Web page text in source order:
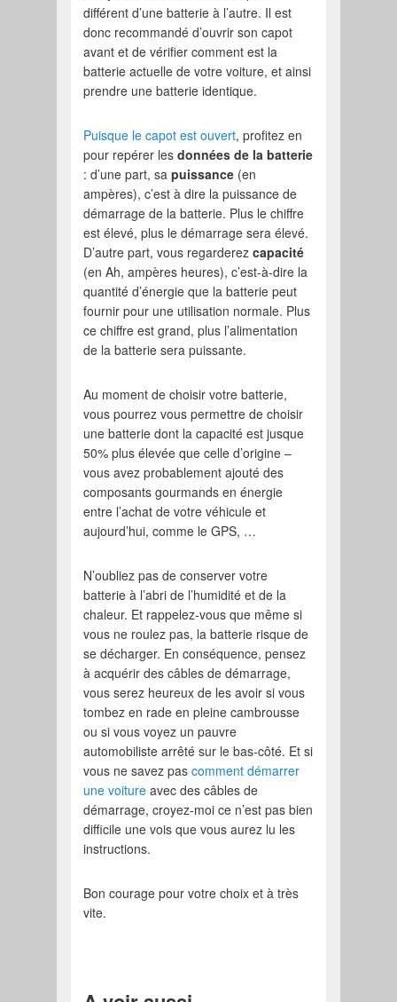
différent d’une batterie à l’autre. Il est
donc recommandé d’ouvrir son capot
avant et de vérifier comment est la
batterie actuelle de votre voiture, et ainsi
prendre une batterie identique.
Puisque le capot est ouvert, profitez en
pour repérer lesdonnées de la batterie
: d’une part, sapuissance (en
ampères), c’est à dire la puissance de
démarrage de la batterie. Plus le chiffre
est élevé, plus le démarrage sera élevé.
D’autre part, vous regarderezcapacité
(en Ah, ampères heures), c’est-à-dire la
quantité d’énergie que la batterie peut
fournir pour une utilisation normale. Plus
ce chiffre est grand, plus l’alimentation
de la batterie sera puissante.
Au moment de choisir votre batterie,
vous pourrez vous permettre de choisir
une batterie dont la capacité est jusque
50% plus élevée que celle d’origine –
vous avez probablement ajouté des
composants gourmands en énergie
entre l’achat de votre véhicule et
aujourd’hui, comme le GPS, …
N’oubliez pas de conserver votre
batterie à l’abri de l’humidité et de la
chaleur. Et rappelez-vous que même si
vous ne roulez pas, la batterie risque de
se décharger. En conséquence, pensez
à acquérir des câbles de démarrage,
vous serez heureux de les avoir si vous
tombez en rade en pleine cambrousse
ou si vous voyez un pauvre
automobiliste arrêté sur le bas-côté. Et si
vous ne savez pascomment démarrer
une voiture avec des câbles de
démarrage, croyez-moi ce n’est pas bien
difficile une vois que vous aurez lu les
instructions.
Bon courage pour votre choix et à très
vite.